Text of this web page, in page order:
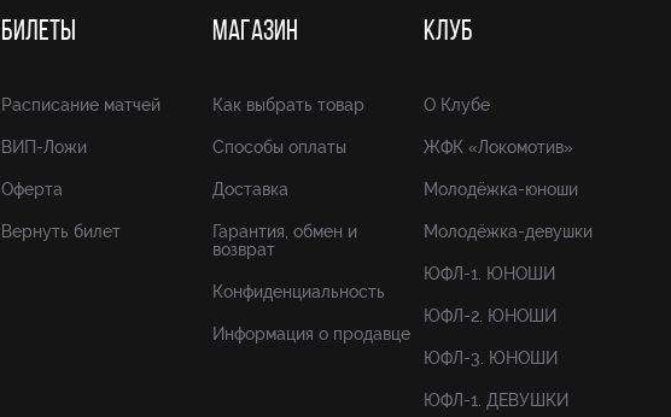
БИЛЕТЫ
Расписание матчей
ВИП-Ложи
Оферта
Вернуть билет
МАГАЗИН
Как выбрать товар
Способы оплаты
Доставка
Гарантия, обмен и
возврат
Конфиденциальность
Информация о продавце
КЛУБ
О Клубе
ЖФК «Локомотив»
Молодёжка-юноши
Молодёжка-девушки
ЮФЛ-1. ЮНОШИ
ЮФЛ-2. ЮНОШИ
ЮФЛ-3. ЮНОШИ
ЮФЛ-1. ДЕВУШКИ